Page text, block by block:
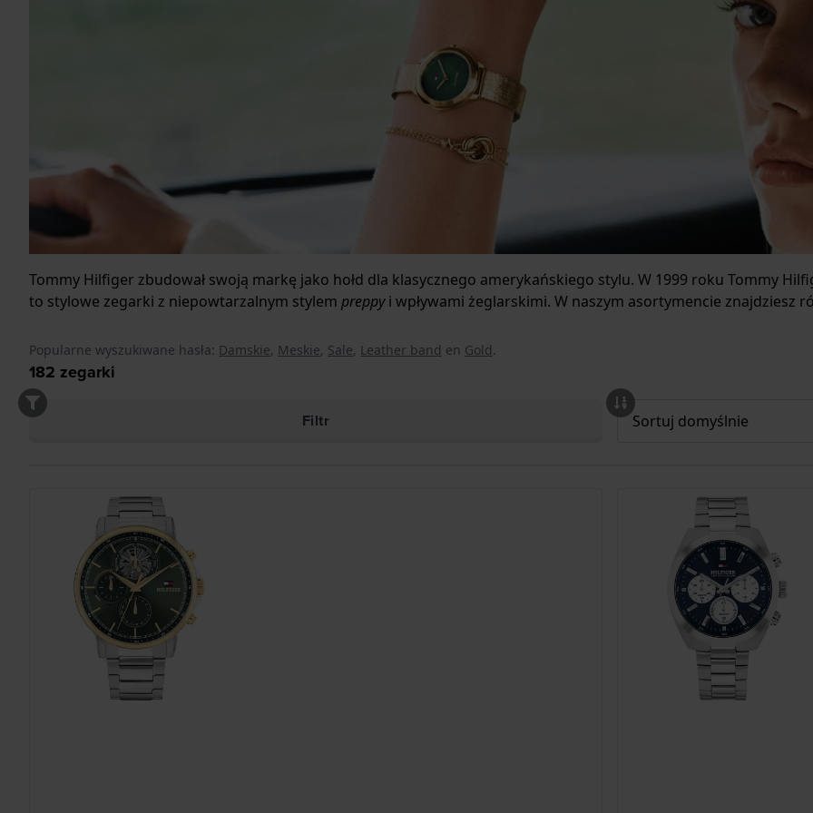
Tommy Hilfiger zbudował swoją markę jako hołd dla klasycznego amerykańskiego stylu. W 1999 roku Tommy
to stylowe zegarki z niepowtarzalnym stylem preppyi wpływami żeglarskimi. W naszym asortymencie znajdziesz
Popularne wyszukiwane hasła: Damskie, Meskie, Sale, Leather band en Gold.
182 zegarki
Filtr